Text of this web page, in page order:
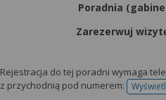
Poradnia
Zarezerwuj
Rejestracja do tej poradni wymaga
z przychodnią pod numerem: